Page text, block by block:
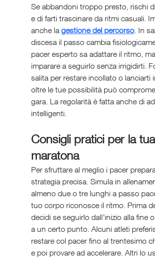
Se abbandoni troppo presto, rischi
e di farti trascinare da ritmi casuali.
anche la gestione del percorso. In
discesa il passo cambia
pacer esperto sa adattare il ritmo,
imparare a seguirlo senza irrigidirti.
salita per restare incollato o lanciarti
oltre le tue possibilità può
gara. La regolarità è fatta anche di
intelligenti.
Consigli pratici per la
maratona
Per sfruttare al meglio i pacer
strategia precisa. Simula in
almeno due o tre lunghi a passo
tuo corpo riconosce il ritmo. Prima
decidi se seguirlo dall’inizio alla fine
a un certo punto. Alcuni atleti
restare col pacer fino al trentesimo
e poi provare ad accelerare. Altri lo